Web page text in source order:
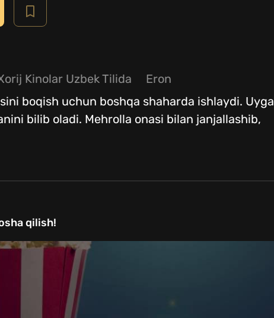
Kinolar Uzbek Tilida
Eron
boqish uchun boshqa shaharda ishlaydi. Uyga
bilib oladi. Mehrolla onasi bilan janjallashib,
qilish!